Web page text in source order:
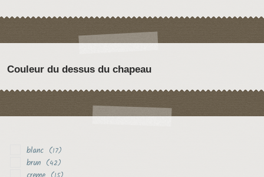
Couleur du dessus du chapeau
blanc (17)
brun (42)